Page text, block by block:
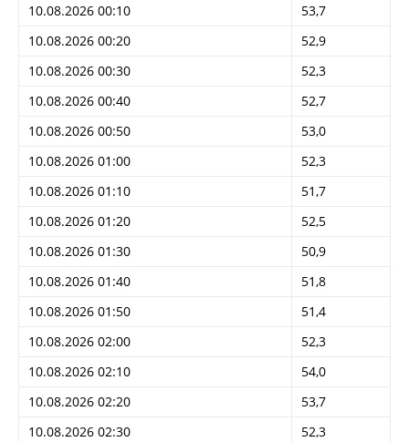
10.08.2026 00:10
53,7
10.08.2026 00:20
52,9
10.08.2026 00:30
52,3
10.08.2026 00:40
52,7
10.08.2026 00:50
53,0
10.08.2026 01:00
52,3
10.08.2026 01:10
51,7
10.08.2026 01:20
52,5
10.08.2026 01:30
50,9
10.08.2026 01:40
51,8
10.08.2026 01:50
51,4
10.08.2026 02:00
52,3
10.08.2026 02:10
54,0
10.08.2026 02:20
53,7
10.08.2026 02:30
52,3